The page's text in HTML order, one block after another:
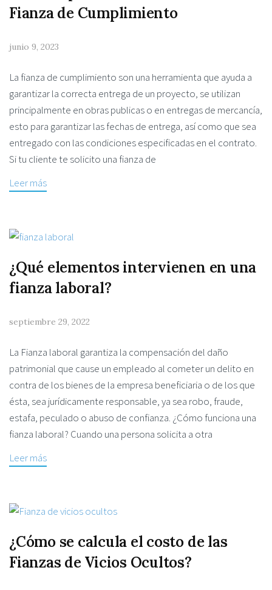
Fianza de Cumplimiento
junio 9, 2023
La fianza de cumplimiento son una herramienta que ayuda a
garantizar la correcta entrega de un proyecto, se utilizan
principalmente en obras publicas o en entregas de mercancía,
esto para garantizar las fechas de entrega, así como que sea
entregado con las condiciones especificadas en el contrato.
Si tu cliente te solicito una fianza de
Leer más
¿Qué elementos intervienen en una
fianza laboral?
septiembre 29, 2022
La Fianza laboral garantiza la compensación del daño
patrimonial que cause un empleado al cometer un delito en
contra de los bienes de la empresa beneficiaria o de los que
ésta, sea jurídicamente responsable, ya sea robo, fraude,
estafa, peculado o abuso de confianza. ¿Cómo funciona una
fianza laboral? Cuando una persona solicita a otra
Leer más
¿Cómo se calcula el costo de las
Fianzas de Vicios Ocultos?